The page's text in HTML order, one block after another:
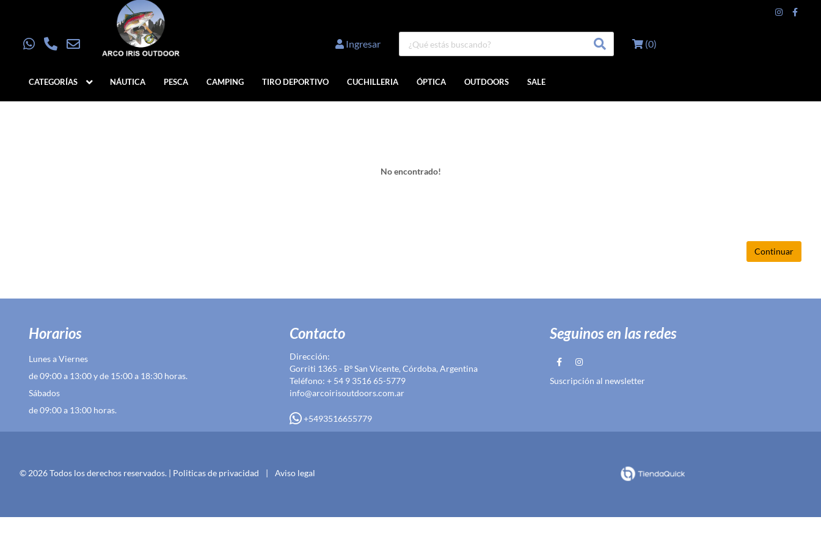
Ingresar (0)
CATEGORÍAS NÁUTICA PESCA CAMPING TIRO DEPORTIVO CUCHILLERIA ÓPTICA OUTDOORS SALE
No encontrado!
Continuar
Horarios
Lunes a Viernes
de 09:00 a 13:00 y de 15:00 a 18:30 horas.
Sábados
de 09:00 a 13:00 horas.
Contacto
Dirección:
Gorriti 1365 - Bº San Vicente, Córdoba, Argentina
Teléfono: + 54 9 3516 65-5779
info@arcoirisoutdoors.com.ar
+5493516655779
Seguinos en las redes
Suscripción al newsletter
© 2026 Todos los derechos reservados. | Politicas de privacidad | Aviso legal